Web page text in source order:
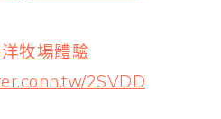
牧場體驗
2SVDD